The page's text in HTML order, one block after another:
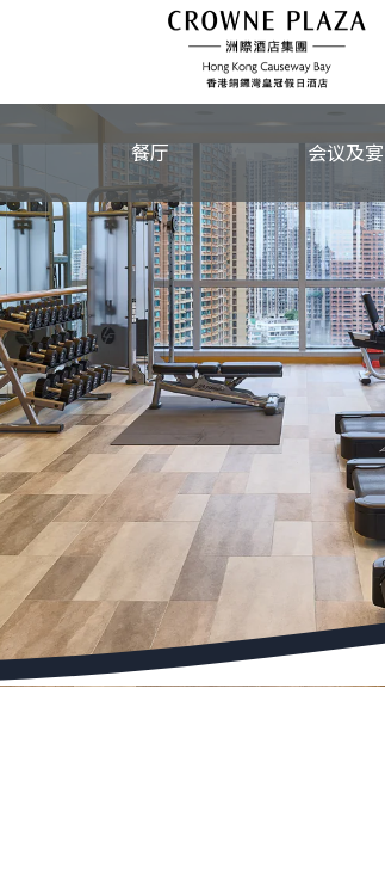
餐厅 会议及